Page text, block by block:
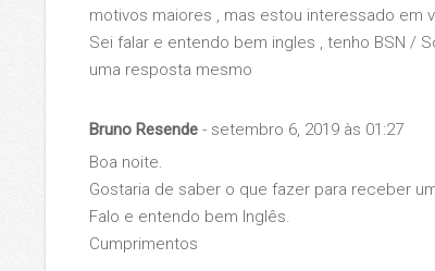
motivos maiores , mas estou interessado em
Sei falar e entendo bem ingles , tenho BSN /
uma resposta mesmo
Bruno Resende - setembro 6, 2019 às 01:27
Boa noite.
Gostaria de saber o que fazer para receber
Falo e entendo bem Inglês.
Cumprimentos